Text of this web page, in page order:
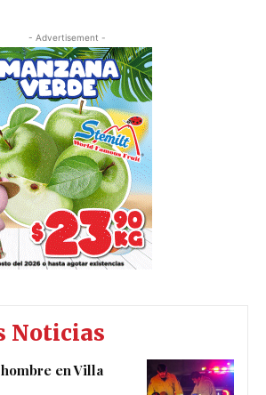
- Advertisement -
Noticias
en Villa